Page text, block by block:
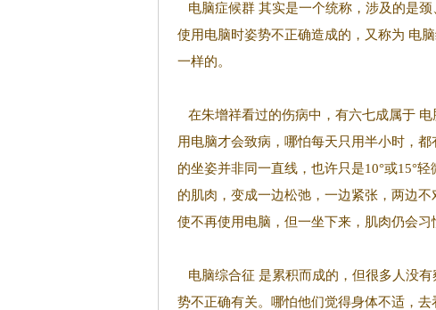
电脑症候群 其实是一个统称，涉及的是
使用电脑时姿势不正确造成的，又称为 电
一样的。
在朱增祥看过的伤病中，有六七成属于
用电脑才会致病，哪怕每天只用半小时，
的坐姿并非同一直线，也许只是10°或15°
的肌肉，变成一边松弛，一边紧张，两边
使不再使用电脑，但一坐下来，肌肉仍会习
电脑综合征 是累积而成的，但很多人没
势不正确有关。哪怕他们觉得身体不适，